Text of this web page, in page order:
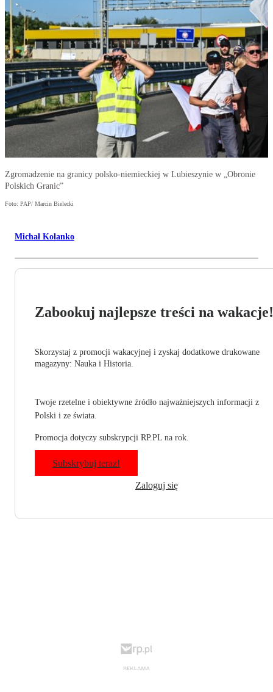
Zgromadzenie na granicy polsko-niemieckiej w Lubieszynie w „Obronie
Polskich Granic”
Foto: PAP/ Marcin Bielecki
Michał Kolanko
Zabookuj najlepsze treści na wakacje!
Skorzystaj z promocji wakacyjnej i zyskaj dodatkowe drukowane
magazyny: Nauka i Historia.
Twoje rzetelne i obiektywne źródło najważniejszych informacji z
Polski i ze świata.
Promocja dotyczy subskrypcji RP.PL na rok.
Subskrybuj teraz!
Zaloguj się